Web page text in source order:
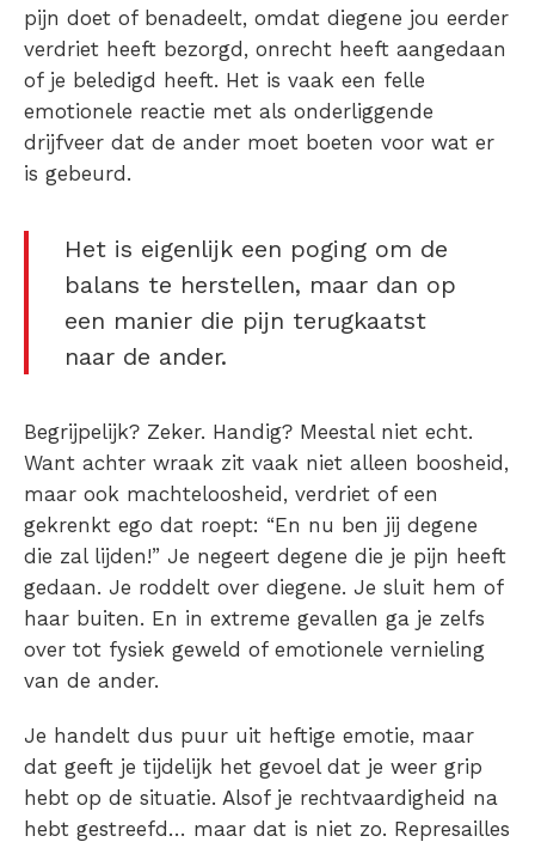
pijn doet of benadeelt, omdat diegene jou eerder
verdriet heeft bezorgd, onrecht heeft aangedaan
of je beledigd heeft. Het is vaak een felle
emotionele reactie met als onderliggende
drijfveer dat de ander moet boeten voor wat er
is gebeurd.
Het is eigenlijk een poging om de
balans te herstellen, maar dan op
een manier die pijn terugkaatst
naar de ander.
Begrijpelijk? Zeker. Handig? Meestal niet echt.
Want achter wraak zit vaak niet alleen boosheid,
maar ook machteloosheid, verdriet of een
gekrenkt ego dat roept: “En nu ben jij degene
die zal lijden!” Je negeert degene die je pijn heeft
gedaan. Je roddelt over diegene. Je sluit hem of
haar buiten. En in extreme gevallen ga je zelfs
over tot fysiek geweld of emotionele vernieling
van de ander.
Je handelt dus puur uit heftige emotie, maar
dat geeft je tijdelijk het gevoel dat je weer grip
hebt op de situatie. Alsof je rechtvaardigheid na
hebt gestreefd… maar dat is niet zo. Represailles